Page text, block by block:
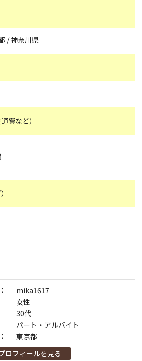
/ 神奈川県
費など）
mika1617
女性
30代
パート・アルバイト
東京都
ロフィールを見る